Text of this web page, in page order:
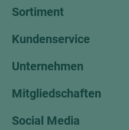
Sortiment
Kundenservice
Unternehmen
Mitgliedschaften
Social Media